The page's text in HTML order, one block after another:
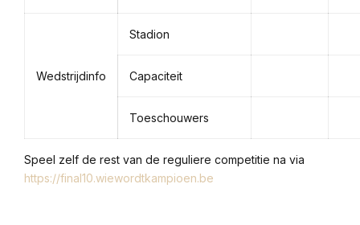
Wedstrijdinfo
Stadion
Capaciteit
Toeschouwers
Speel zelf de rest van de reguliere competitie na via
https://final10.wiewordtkampioen.be